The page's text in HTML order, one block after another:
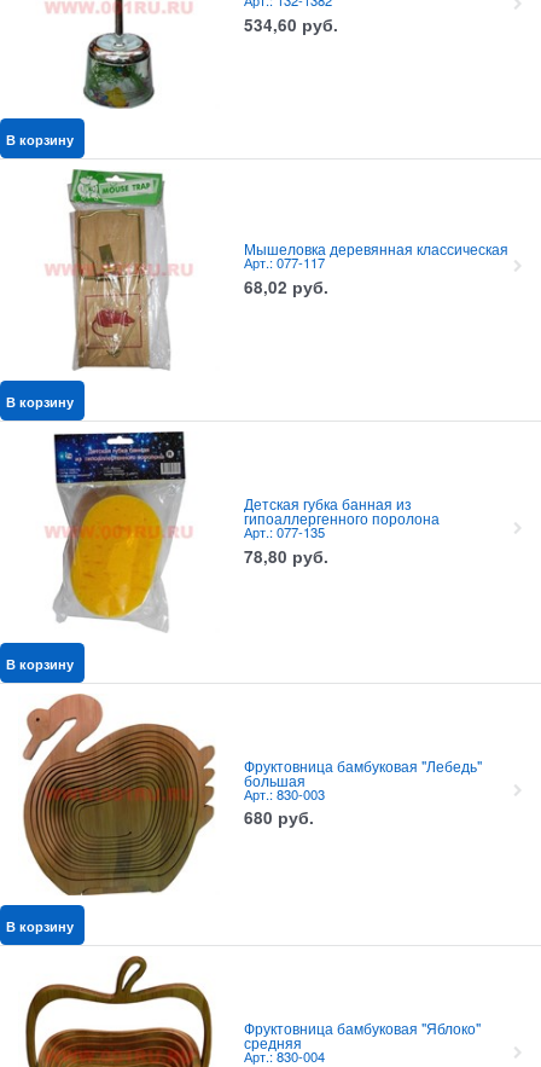
534,60 руб.
В корзину
Мышеловка деревянная классическая
Арт.: 077-117
68,02 руб.
В корзину
Детская губка банная из
гипоаллергенного поролона
Арт.: 077-135
78,80 руб.
В корзину
Фруктовница бамбуковая "Лебедь"
большая
Арт.: 830-003
680 руб.
В корзину
Фруктовница бамбуковая "Яблоко"
средняя
Арт.: 830-004